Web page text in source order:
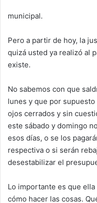
municipal.
Pero a partir de hoy, la
quizá usted ya realizó al
existe.
No sabemos con que
lunes y que por
ojos cerrados y sin
este sábado y domingo
esos días, o se los
respectiva o si serán
desestabilizar el
Lo importante es que
cómo hacer las cosas.